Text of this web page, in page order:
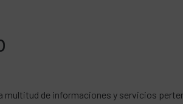
multitud de informaciones y servicios